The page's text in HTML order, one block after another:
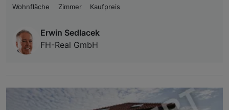
Wohnfläche
Zimmer Kaufpreis
Erwin Sedlacek
FH-Real GmbH